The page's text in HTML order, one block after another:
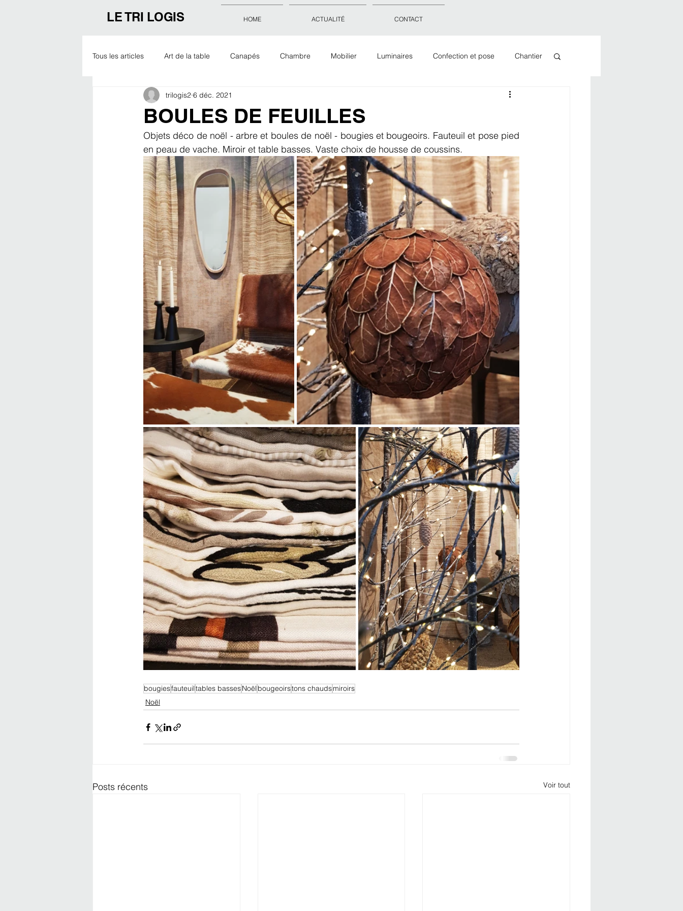
LE TRI LOGIS HOME ACTUALITÉ CONTACT
Tous les articles Art de la table Canapés Chambre Mobilier Luminaires Confection et pose Chantier
Noël Expo
BOULES DE FEUILLES
trilogis2 6 déc. 2021
Objets déco de noël - arbre et boules de noël - bougies et bougeoirs. Fauteuil et pose pied
en peau de vache. Miroir et table basses. Vaste choix de housse de coussins.
bougiesfauteuiltables bassesNoël bougeoirstons chaudsmiroirs
Noël
Posts récents Voir tout